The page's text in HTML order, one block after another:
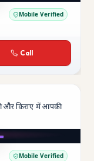
Mobile Verified
Call
और किराए में आपकी
Mobile Verified